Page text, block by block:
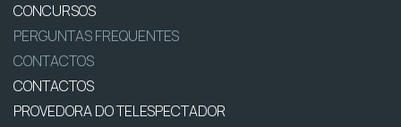
CONCURSOS
PERGUNTAS FREQUENTES
CONTACTOS
CONTACTOS
PROVEDORA DO TELESPECTADOR